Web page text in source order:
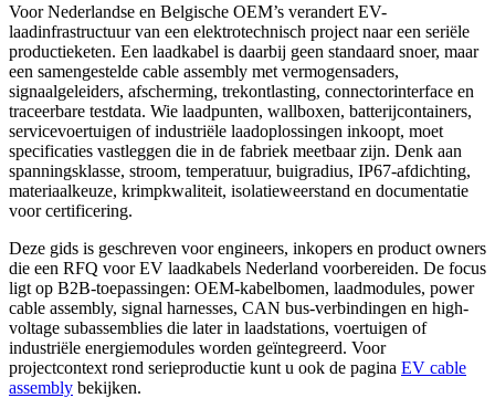
Voor Nederlandse en Belgische OEM’s verandert EV-
laadinfrastructuur van een elektrotechnisch project naar een seriële
productieketen. Een laadkabel is daarbij geen standaard snoer, maar
een samengestelde cable assembly met vermogensaders,
signaalgeleiders, afscherming, trekontlasting, connectorinterface en
traceerbare testdata. Wie laadpunten, wallboxen, batterijcontainers,
servicevoertuigen of industriële laadoplossingen inkoopt, moet
specificaties vastleggen die in de fabriek meetbaar zijn. Denk aan
spanningsklasse, stroom, temperatuur, buigradius, IP67-afdichting,
materiaalkeuze, krimpkwaliteit, isolatieweerstand en documentatie
voor certificering.
Deze gids is geschreven voor engineers, inkopers en product owners
die een RFQ voor EV laadkabels Nederland voorbereiden. De focus
ligt op B2B-toepassingen: OEM-kabelbomen, laadmodules, power
cable assembly, signal harnesses, CAN bus-verbindingen en high-
voltage subassemblies die later in laadstations, voertuigen of
industriële energiemodules worden geïntegreerd. Voor
projectcontext rond serieproductie kunt u ook de pagina EV cable
assembly bekijken.